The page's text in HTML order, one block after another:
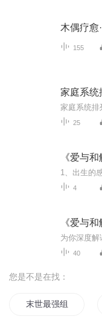
木偶疗愈
155
家庭系统
25
《爱与
4
《爱与
40
您是不是在找：
末世最强组合